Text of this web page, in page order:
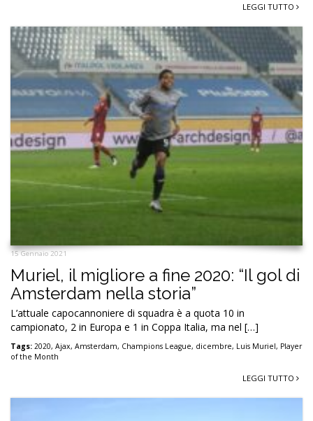
LEGGI TUTTO
15 Gennaio 2021
Muriel, il migliore a fine 2020: “Il gol di
Amsterdam nella storia”
L’attuale capocannoniere di squadra è a quota 10 in
campionato, 2 in Europa e 1 in Coppa Italia, ma nel […]
Tags: 2020, Ajax, Amsterdam, Champions League, dicembre, Luis Muriel, Player
of the Month
LEGGI TUTTO